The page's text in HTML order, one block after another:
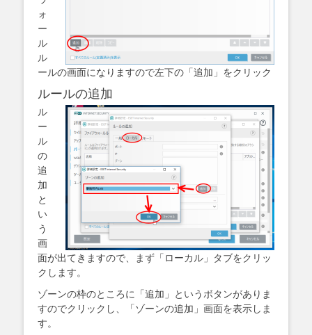
ォ
ー
ル
ル
ールの画面になりますので左下の「追加」をクリック
ルールの追加
ル
ー
ル
の
追
加
と
い
う
画
面が出てきますので、まず「ローカル」タブをクリッ
クします。
ゾーンの枠のところに「追加」というボタンがありま
すのでクリックし、「ゾーンの追加」画面を表示しま
す。